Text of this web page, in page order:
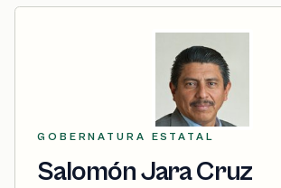
GOBERNATURA ESTATAL
Salomón Jara Cruz